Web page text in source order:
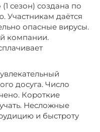
сезон) создана по
Участникам даётся
опасные вирусы.
компании.
досуга. Число
Короткие
Несложные
и быстроту